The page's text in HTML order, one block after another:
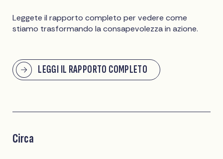
Leggete il rapporto completo per vedere come
stiamo trasformando la consapevolezza in azione.
LEGGI IL RAPPORTO COMPLETO
Circa